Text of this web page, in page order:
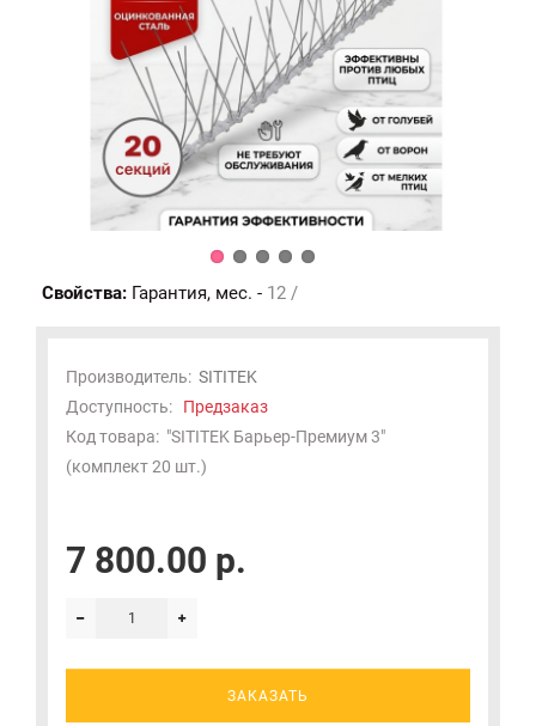
Свойства: Гарантия, мес. - 12 /
Производитель: SITITEK
Доступность: Предзаказ
Код товара: "SITITEK Барьер-Премиум 3"
(комплект 20 шт.)
7 800.00 р.
ЗАКАЗАТЬ